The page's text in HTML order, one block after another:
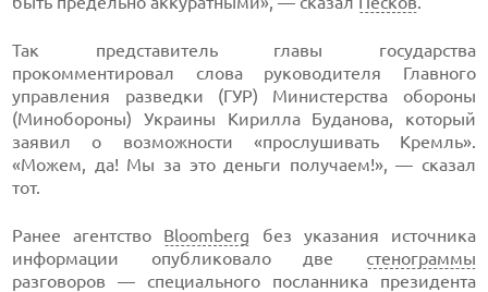
Так представитель главы государства
прокомментировал слова руководителя Главного
управления разведки (ГУР) Министерства обороны
(Минобороны) Украины Кирилла Буданова, который
заявил о возможности «прослушивать Кремль».
«Можем, да! Мы за это деньги получаем!», — сказал
тот.
Ранее агентство Bloomberg без указания источника
информации опубликовало две стенограммы
разговоров — специального посланника президента